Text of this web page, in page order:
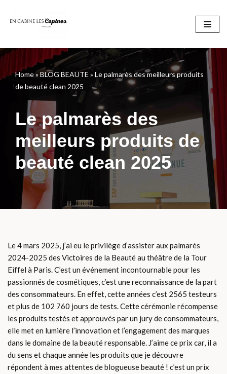
contenu
Home» BLOG BEAUTE » Le palmarès des meilleurs produits
de beauté clean 2025
Le palmarès des
meilleurs produits de
beauté clean 2025
Le 4 mars 2025, j’ai eu le privilège d’assister aux palmarès
2024-2025 des Victoires de la Beauté au théâtre de la Tour
Eiffel à Paris. C’est un événement incontournable pour les
passionnés de cosmétiques, c’est une reconnaissance de la part
des consommateurs. En effet, cette années c’est 2565 testeurs
et plus de 102 760 jours de tests. Cette cérémonie récompense
les produits testés et approuvés par un jury de consommateurs,
elle met en lumière l’innovation et l’engagement des marques
dans le domaine de la beauté responsable. J’aime ce prix car, il a
du sens et chaque année les produits que je découvre
répondent à mes attentes de blogueuse beauté ! c’est un prix